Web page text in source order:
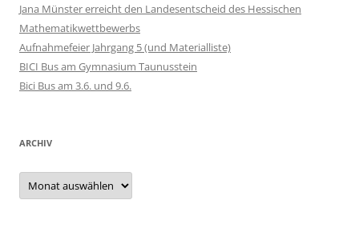
Jana Münster erreicht den Landesentscheid des Hessischen
Mathematikwettbewerbs
Aufnahmefeier Jahrgang 5 (und Materialliste)
BICI Bus am Gymnasium Taunusstein
Bici Bus am 3.6. und 9.6.
ARCHIV
Archiv